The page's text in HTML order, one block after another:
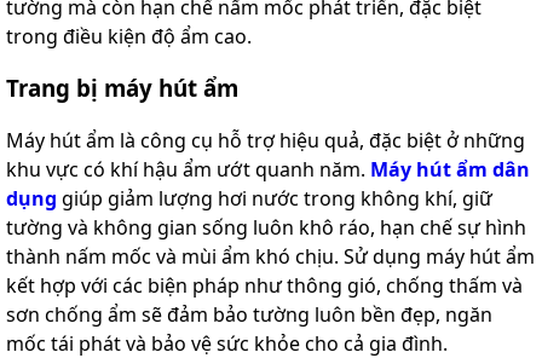
tường mà còn hạn chế nấm mốc phát triển, đặc biệt
trong điều kiện độ ẩm cao.
Trang bị máy hút ẩm
Máy hút ẩm là công cụ hỗ trợ hiệu quả, đặc biệt ở những
khu vực có khí hậu ẩm ướt quanh năm. Máy hút ẩm dân
dụng giúp giảm lượng hơi nước trong không khí, giữ
tường và không gian sống luôn khô ráo, hạn chế sự hình
thành nấm mốc và mùi ẩm khó chịu. Sử dụng máy hút ẩm
kết hợp với các biện pháp như thông gió, chống thấm và
sơn chống ẩm sẽ đảm bảo tường luôn bền đẹp, ngăn
mốc tái phát và bảo vệ sức khỏe cho cả gia đình.